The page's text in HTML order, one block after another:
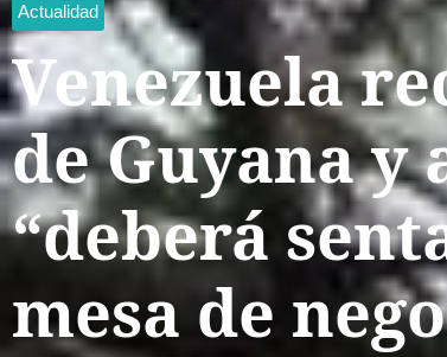
Actualidad
Venezuela
de Guyana y
“deberá
mesa de